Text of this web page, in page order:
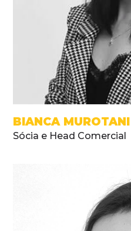
BIANCA MUROTANI
Sócia e Head Comercial